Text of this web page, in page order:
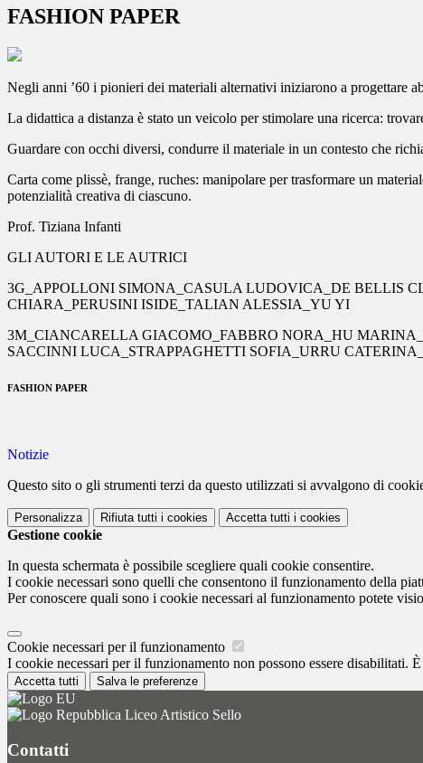
FASHION PAPER
Negli anni ’60 i pionieri dei materiali alternativi iniziarono a progettare
La didattica a distanza è stato un veicolo per stimolare una ricerca:
Guardare con occhi diversi, condurre il materiale in un contesto che
Carta come plissè, frange, ruches: manipolare per trasformare un
potenzialità creativa di ciascuno.
Prof. Tiziana Infanti
GLI AUTORI E LE AUTRICI
3G_APPOLLONI SIMONA_CASULA LUDOVICA_DE BELLIS
CHIARA_PERUSINI ISIDE_TALIAN ALESSIA_YU YI
3M_CIANCARELLA GIACOMO_FABBRO NORA_HU
SACCINNI LUCA_STRAPPAGHETTI SOFIA_URRU
FASHION PAPER
Notizie
Questo sito o gli strumenti terzi da questo utilizzati si avvalgono di
Personalizza Rifiuta tutti i cookies Accetta tutti i cookies
Gestione cookie
In questa schermata è possibile scegliere quali cookie consentire.
I cookie necessari sono quelli che consentono il funzionamento della
Per conoscere quali sono i cookie necessari al funzionamento potete
Cookie necessari per il funzionamento
I cookie necessari per il funzionamento non possono essere disabilitati.
Accetta tutti Salva le preferenze
Liceo Artistico Sello
Contatti